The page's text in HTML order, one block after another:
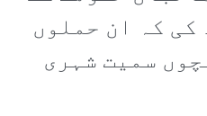
کی کہ ان حملوں
سمیت شہری